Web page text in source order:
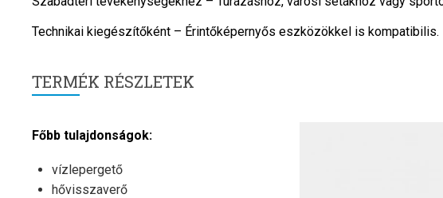
Technikai kiegészítőként – Érintőképernyős eszközökkel is kompatibilis.
TERMÉK RÉSZLETEK
Főbb tulajdonságok:
vízlepergető
hővisszaverő